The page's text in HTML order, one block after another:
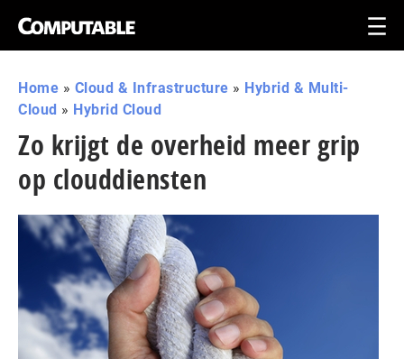
Home » Cloud & Infrastructure » Hybrid & Multi-
Cloud » Hybrid Cloud
Zo krijgt de overheid meer grip
op clouddiensten